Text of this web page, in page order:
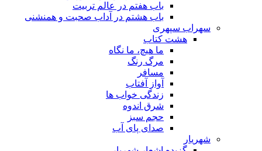
باب هفتم در عالم تربیت
باب هشتم در آداب صحبت و همنشنى
سهراب سپهری
هشت کتاب
ما هیچ، ما نگاه
مرگ رنگ
مسافر
آواز آفتاب
زندگی خواب ها
شرق اندوه
حجم سبز
صدای پای آب
شهریار